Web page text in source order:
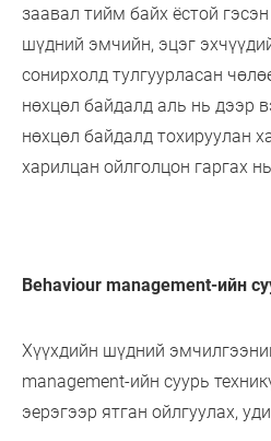
заавал тийм байх ёстой
шүдний эмчийн, эцэг
сонирхолд тулгуурласан
нөхцөл байдалд аль нь дээр
нөхцөл байдалд тохируулан
харилцан ойлголцон гаргах
Behaviour management-ийн
Хүүхдийн шүдний
management-ийн суурь
эерэгээр ятган ойлгуулах,